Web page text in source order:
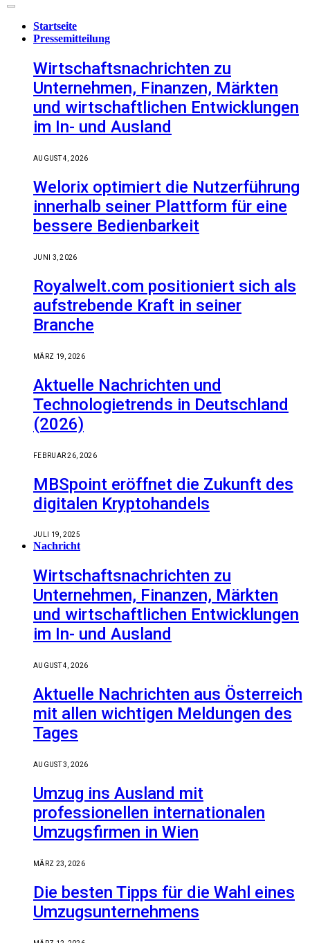
Startseite
Pressemitteilung
Wirtschaftsnachrichten zu
Unternehmen, Finanzen, Märkten
und wirtschaftlichen Entwicklungen
im In- und Ausland
AUGUST 4, 2026
Welorix optimiert die Nutzerführung
innerhalb seiner Plattform für eine
bessere Bedienbarkeit
JUNI 3, 2026
Royalwelt.com positioniert sich als
aufstrebende Kraft in seiner
Branche
MÄRZ 19, 2026
Aktuelle Nachrichten und
Technologietrends in Deutschland
(2026)
FEBRUAR 26, 2026
MBSpoint eröffnet die Zukunft des
digitalen Kryptohandels
JULI 19, 2025
Nachricht
Wirtschaftsnachrichten zu
Unternehmen, Finanzen, Märkten
und wirtschaftlichen Entwicklungen
im In- und Ausland
AUGUST 4, 2026
Aktuelle Nachrichten aus Österreich
mit allen wichtigen Meldungen des
Tages
AUGUST 3, 2026
Umzug ins Ausland mit
professionellen internationalen
Umzugsfirmen in Wien
MÄRZ 23, 2026
Die besten Tipps für die Wahl eines
Umzugsunternehmens